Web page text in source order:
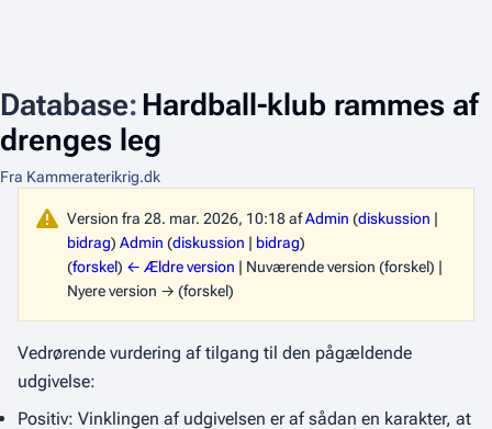
Database: Hardball-klub rammes af
drenges leg
Fra Kammeraterikrig.dk
Version fra 28. mar. 2026, 10:18 afAdmin (diskussion |
bidrag) Admin (diskussion | bidrag)
(forskel) ← Ældre version | Nuværende version (forskel) |
Nyere version → (forskel)
Vedrørende vurdering af tilgang til den pågældende
udgivelse:
Positiv: Vinklingen af udgivelsen er af sådan en karakter, at